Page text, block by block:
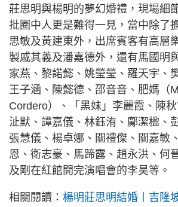
莊思明與楊明的夢幻婚禮，現場細
批圈中人更是難得一見，當中除了
思敏及黃建東外，出席賓客有高層
製戚其義及潘嘉德外，還有馬國明
家燕、黎諾懿、姚瑩瑩、羅天宇、
王子涵、陳懿德、邵音音、肥媽（
Cordero）、「黑妹」李麗霞、陳
沚默、譚嘉儀、林鈺洧、鄺潔楹、
張慧儀、楊卓娜、關禮傑、關嘉敏
恩、衛志豪、馬蹄露、趙永洪、何
及剛在紅館開完演唱會的李昊等。
相關閱讀： 楊明莊思明結婚丨吉隆